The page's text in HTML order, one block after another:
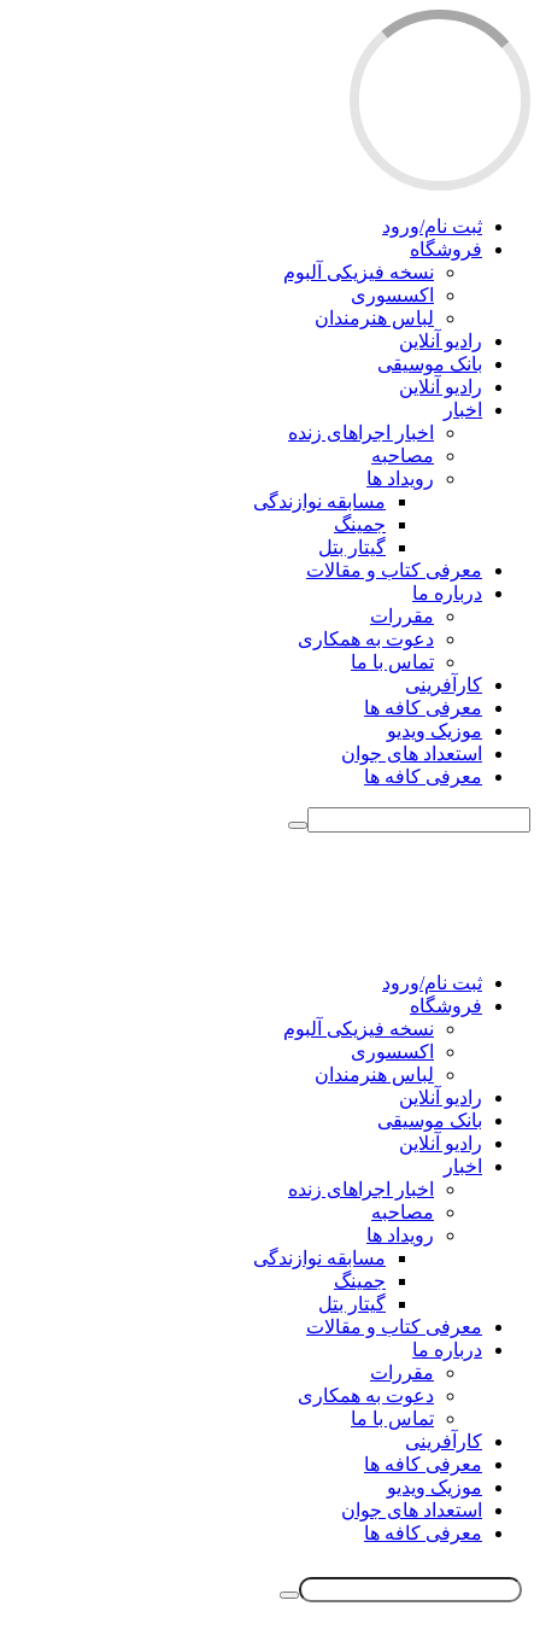
ثبت نام/ورود
فروشگاه
نسخه فیزیکی آلبوم
اکسسوری
لباس هنرمندان
رادیو آنلاین
بانک موسیقی
رادیو آنلاین
اخبار
اخبار اجراهای زنده
مصاحبه
رویداد ها
مسابقه نوازندگی
جمینگ
گیتار بتل
معرفی کتاب و مقالات
درباره ما
مقررات
دعوت به همکاری
تماس با ما
کارآفرینی
معرفی کافه ها
موزیک ویدیو
استعداد های جوان
معرفی کافه ها
ثبت نام/ورود
فروشگاه
نسخه فیزیکی آلبوم
اکسسوری
لباس هنرمندان
رادیو آنلاین
بانک موسیقی
رادیو آنلاین
اخبار
اخبار اجراهای زنده
مصاحبه
رویداد ها
مسابقه نوازندگی
جمینگ
گیتار بتل
معرفی کتاب و مقالات
درباره ما
مقررات
دعوت به همکاری
تماس با ما
کارآفرینی
معرفی کافه ها
موزیک ویدیو
استعداد های جوان
معرفی کافه ها